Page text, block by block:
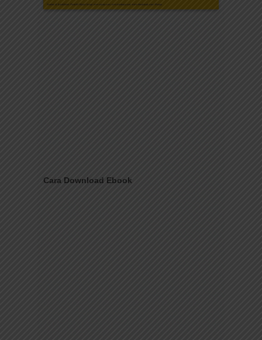
Cara Download Ebook